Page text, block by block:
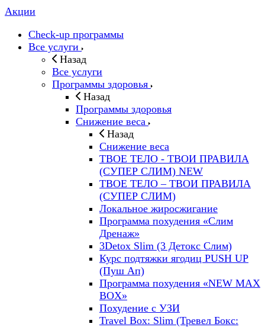
Акции
Check-up программы
Все услуги
Назад
Все услуги
Программы здоровья
Назад
Программы здоровья
Снижение веса
Назад
Снижение веса
ТВОЕ ТЕЛО - ТВОИ ПРАВИЛА
(СУПЕР СЛИМ) NEW
ТВОЕ ТЕЛО – ТВОИ ПРАВИЛА
(СУПЕР СЛИМ)
Локальное жиросжигание
Программа похудения «Слим
Дренаж»
3Detox Slim (3 Детокс Слим)
Курс подтяжки ягодиц PUSH UP
(Пуш Ап)
Программа похудения «NEW MAX
BOX»
Похудение с УЗИ
Travel Box: Slim (Тревел Бокс: